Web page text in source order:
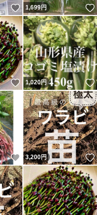
いいね！
1,699円
いいね！
1,020円
いいね！
3,200円